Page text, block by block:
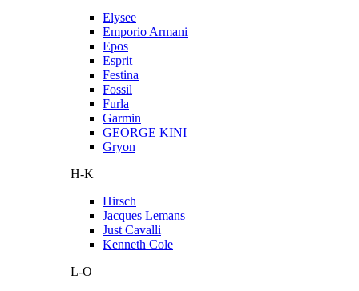
Elysee
Emporio Armani
Epos
Esprit
Festina
Fossil
Furla
Garmin
GEORGE KINI
Gryon
H-K
Hirsch
Jacques Lemans
Just Cavalli
Kenneth Cole
L-O